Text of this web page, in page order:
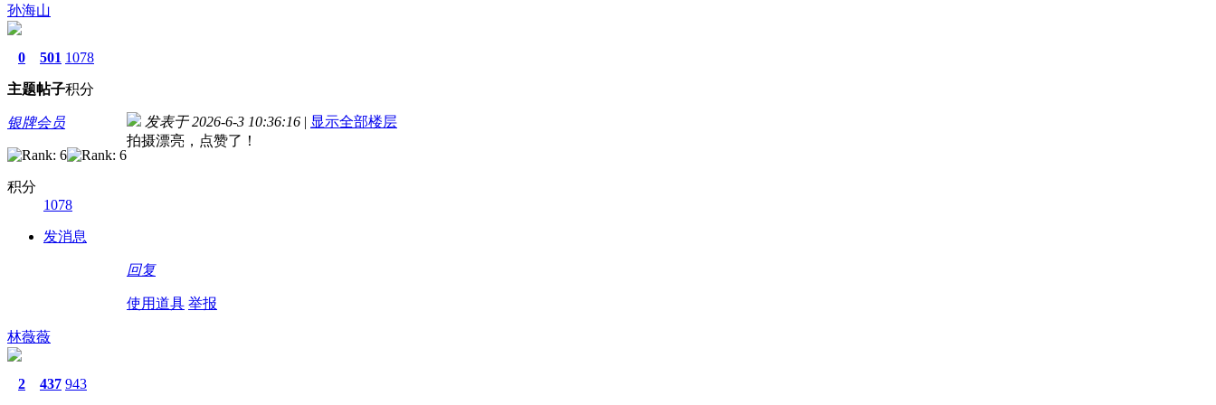
孙海山
0
主题
501
帖子
1078
积分
银牌会员
积分
1078
发消息
发表于 2026-6-3 10:36:16 | 显示全部楼层
拍摄漂亮，点赞了！
回复
使用道具 举报
林薇薇
2 437 943